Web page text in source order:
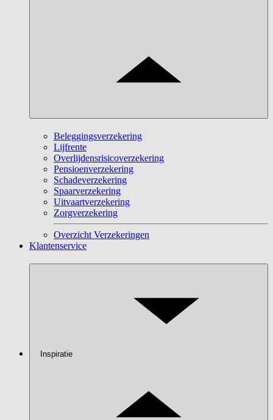
Beleggingsverzekering
Lijfrente
Overlijdensrisicoverzekering
Pensioenverzekering
Schadeverzekering
Spaarverzekering
Uitvaartverzekering
Zorgverzekering
Overzicht Verzekeringen
Klantenservice
Inspiratie